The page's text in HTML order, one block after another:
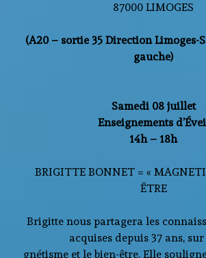
87000 LIMOGES
(A20 – sortie 35 Direction Limoges-
gauche)
Samedi 08 juillet
Enseignements
14h – 18h
BRIGITTE BONNET = «
ÊTRE
Brigitte nous partagera les
acquises depuis 37 ans,
gnétisme et le bien-être. Elle